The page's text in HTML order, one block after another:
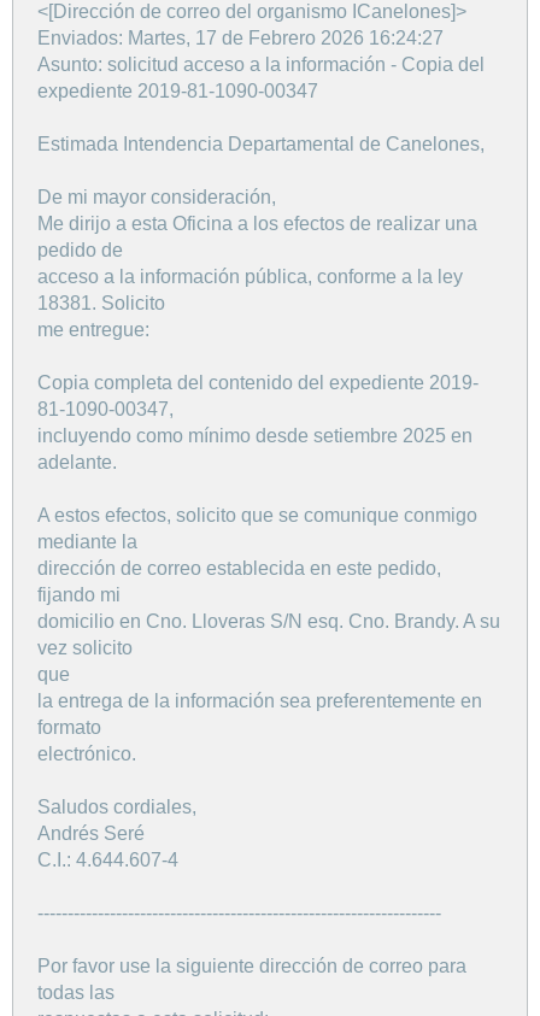
<[Dirección de correo del organismo ICanelones]>
Enviados: Martes, 17 de Febrero 2026 16:24:27
Asunto: solicitud acceso a la información - Copia del
expediente 2019-81-1090-00347
Estimada Intendencia Departamental de Canelones,
De mi mayor consideración,
Me dirijo a esta Oficina a los efectos de realizar una
pedido de
acceso a la información pública, conforme a la ley
18381. Solicito
me entregue:
Copia completa del contenido del expediente 2019-
81-1090-00347,
incluyendo como mínimo desde setiembre 2025 en
adelante.
A estos efectos, solicito que se comunique conmigo
mediante la
dirección de correo establecida en este pedido,
fijando mi
domicilio en Cno. Lloveras S/N esq. Cno. Brandy. A su
vez solicito
que
la entrega de la información sea preferentemente en
formato
electrónico.
Saludos cordiales,
Andrés Seré
C.I.: 4.644.607-4
-------------------------------------------------------------------
Por favor use la siguiente dirección de correo para
todas las